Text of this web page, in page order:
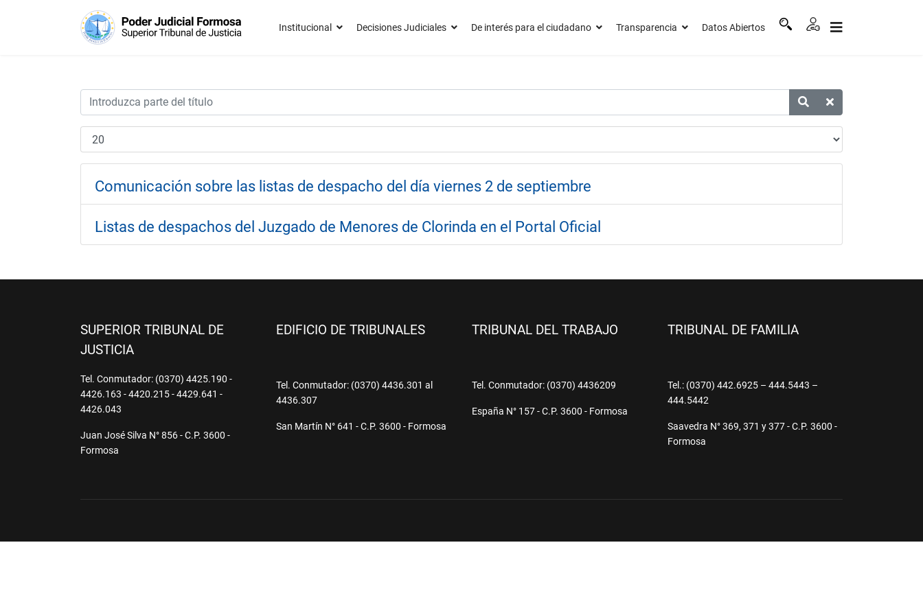
Institucional Decisiones Judiciales De interés para el ciudadano Transparencia Datos Abiertos
Comunicación sobre las listas de despacho del día viernes 2 de septiembre
Listas de despachos del Juzgado de Menores de Clorinda en el Portal Oficial
SUPERIOR TRIBUNAL DE
JUSTICIA
Tel. Conmutador: (0370) 4425.190 -
4426.163 - 4420.215 - 4429.641 -
4426.043
Juan José Silva N° 856 - C.P. 3600 -
Formosa
EDIFICIO DE TRIBUNALES
Tel. Conmutador: (0370) 4436.301 al
4436.307
San Martín N° 641 - C.P. 3600 - Formosa
TRIBUNAL DEL TRABAJO
Tel. Conmutador: (0370) 4436209
España N° 157 - C.P. 3600 - Formosa
TRIBUNAL DE FAMILIA
Tel.: (0370) 442.6925 – 444.5443 –
444.5442
Saavedra N° 369, 371 y 377 - C.P. 3600 -
Formosa